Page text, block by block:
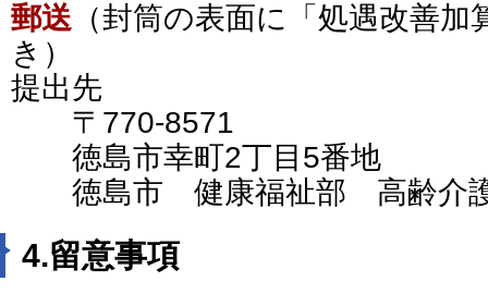
郵送 （封筒の表面に「処遇改善
き）
提出先
〒770-8571
徳島市幸町2丁目5番地
徳島市 健康福祉部 高齢介
4.留意事項